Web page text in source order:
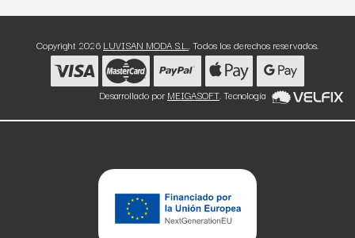
Copyright 2026 LUVISAN MODA S.L.. Todos los derechos reservados.
Desarrollado por MEIGASOFT. Tecnología